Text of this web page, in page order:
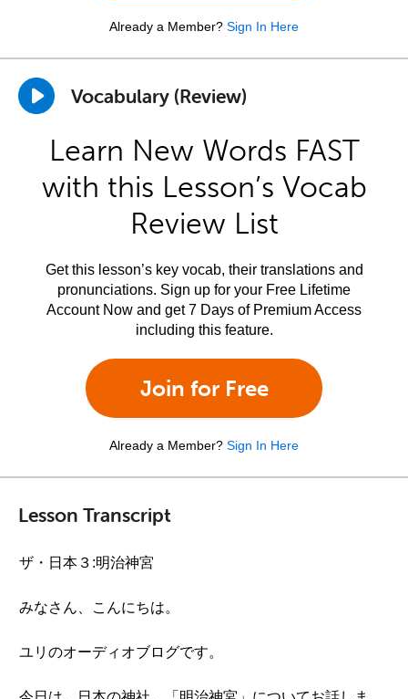
Already a Member? Sign In Here
Vocabulary (Review)
Learn New Words FAST
with this Lesson’s Vocab
Review List
Get this lesson’s key vocab, their translations and
pronunciations. Sign up for your Free Lifetime
Account Now and get 7 Days of Premium Access
including this feature.
Join for Free
Already a Member? Sign In Here
Lesson Transcript
ザ・日本３:明治神宮
みなさん、こんにちは。
ユリのオーディオブログです。